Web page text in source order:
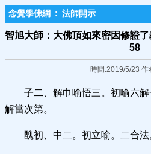
念覺學佛網 : 法師開示
智旭大師：大佛頂如來密因修證
58
時間:2019/5/23 作
子二、解巾喻悟三。初喻六
解當次第。
醜初、中二。初立喻。二合